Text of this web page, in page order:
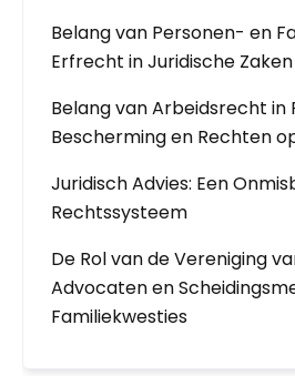
Belang van Personen- en
Erfrecht in Juridische Zaken
Belang van Arbeidsrecht in
Bescherming en Rechten
Juridisch Advies: Een
Rechtssysteem
De Rol van de Vereniging
Advocaten en
Familiekwesties